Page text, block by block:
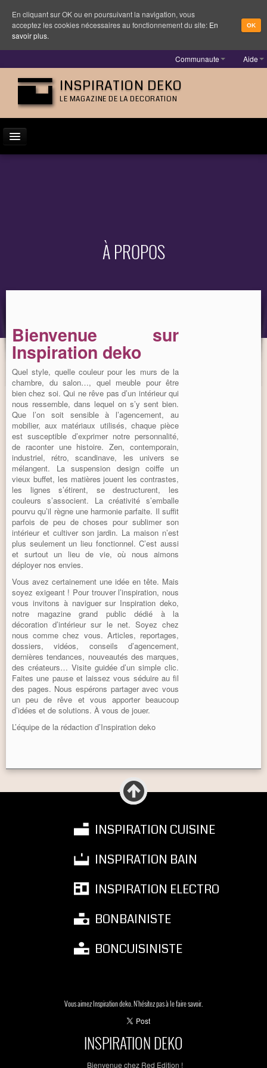
Communaute Aide
INSPIRATION DEKO
LE MAGAZINE DE LA DECORATION
OBJET
À PROPOS
Bienvenue sur
Inspiration deko
Quel style, quelle couleur pour les murs de la
chambre, du salon…, quel meuble pour être
bien chez soi. Qui ne rêve pas d’un intérieur qui
nous ressemble, dans lequel on s’y sent bien.
Que l’on soit sensible à l’agencement, au
mobilier, aux matériaux utilisés, chaque pièce
est susceptible d’exprimer notre personnalité,
de raconter une histoire. Zen, contemporain,
industriel, rétro, scandinave, les univers se
mélangent. La suspension design coiffe un
vieux buffet, les matières jouent les contrastes,
les lignes s’étirent, se destructurent, les
couleurs s’associent. La créativité s’emballe
pourvu qu’il règne une harmonie parfaite. Il suffit
parfois de peu de choses pour sublimer son
intérieur et cultiver son jardin. La maison n’est
plus seulement un lieu fonctionnel. C’est aussi
et surtout un lieu de vie, où nous aimons
déployer nos envies.
Vous avez certainement une idée en tête. Mais
soyez exigeant ! Pour trouver l’inspiration, nous
vous invitons à naviguer sur Inspiration deko,
notre magazine grand public dédié à la
décoration d’intérieur sur le net. Soyez chez
nous comme chez vous. Articles, reportages,
dossiers, vidéos, conseils d’agencement,
dernières tendances, nouveautés des marques,
des créateurs… Visite guidée d’un simple clic.
Faites une pause et laissez vous séduire au fil
des pages. Nous espérons partager avec vous
un peu de rêve et vous apporter beaucoup
d’idées et de solutions. À vous de jouer.
L’équipe de la rédaction d’Inspiration deko
INSPIRATION CUISINE
INSPIRATION BAIN
INSPIRATION ELECTRO
BONBAINISTE
BONCUISINISTE
Vous aimez Inspiration deko. N'hésitez pas à le faire savoir.
INSPIRATION DEKO
Bienvenue chez Red Edition !
En cliquant sur OK ou en poursuivant la navigation, vous
acceptez les cookies nécessaires au fonctionnement du site: En
savoir plus.
OK